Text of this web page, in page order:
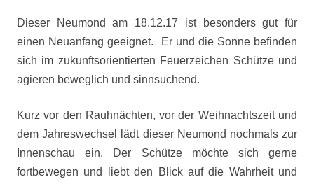
Dieser Neumond am 18.12.17 ist besonders gut für
einen Neuanfang geeignet. Er und die Sonne befinden
sich im zukunftsorientierten Feuerzeichen Schütze und
agieren beweglich und sinnsuchend.
Kurz vor den Rauhnächten, vor der Weihnachtszeit und
dem Jahreswechsel lädt dieser Neumond nochmals zur
Innenschau ein. Der Schütze möchte sich gerne
fortbewegen und liebt den Blick auf die Wahrheit und